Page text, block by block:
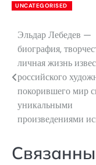
UNCATEGORISED
Навигация
по
записям
Эльдар Лебедев —
биография,
личная жизнь
российского
покорившего мир
уникальными
произведениями